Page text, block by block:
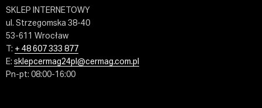
SKLEP INTERNETOWY
ul. Strzegomska 38-40
53-611 Wrocław
T: + 48 607 333 877
E: sklepcermag24pl@cermag.com.pl
Pn-pt: 08:00-16:00